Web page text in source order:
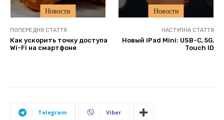
Новости Новости
ПОПЕРЕДНЯ СТАТТЯ
Как ускорить точку доступа
Wi-Fi на смартфоне
НАСТУПНА СТАТТЯ
Новый iPad Mini: USB-C, 5G,
Touch ID
Telegram Viber